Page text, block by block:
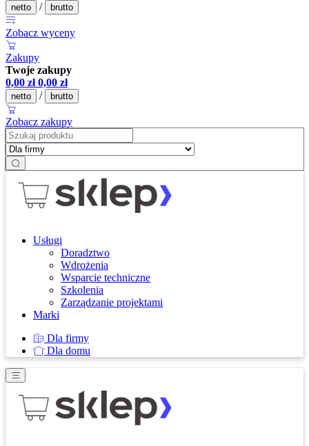
netto / brutto
Zobacz wyceny
Zakupy
Twoje zakupy
0,00 zł 0,00 zł
netto / brutto
Zobacz zakupy
Usługi
Doradztwo
Wdrożenia
Wsparcie techniczne
Szkolenia
Zarządzanie projektami
Marki
Dla firmy
Dla domu